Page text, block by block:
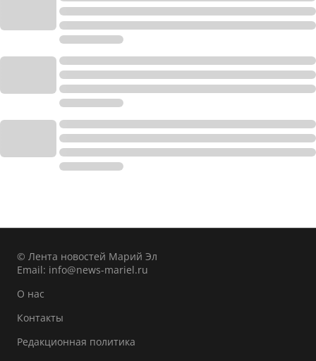
© Лента новостей Марий Эл
Email: info@news-mariel.ru
О нас
Контакты
Редакционная политика